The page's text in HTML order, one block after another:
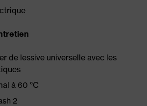
de lessive universelle avec les
à 60 °C
2